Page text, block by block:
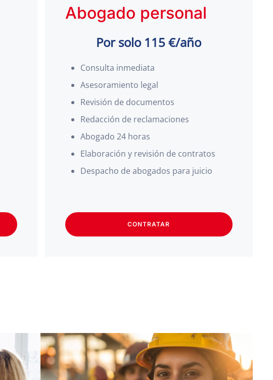
Abogado personal
Por solo 115 €/año
Consulta inmediata
Asesoramiento legal
Revisión de documentos
Redacción de reclamaciones
Abogado 24 horas
Elaboración y revisión de contratos
Despacho de abogados para juicio
CONTRATAR